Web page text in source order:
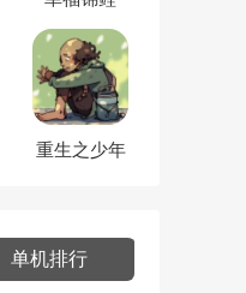
重生之少年
单机排行